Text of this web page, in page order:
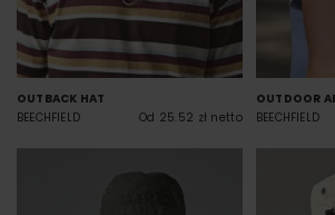
OUTBACK HAT
BEECHFIELD
Od 25.52 zł netto
OUTDOOR
BEECHFIELD